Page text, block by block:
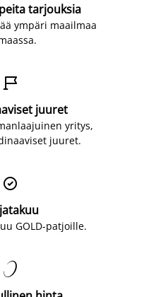
tarjouksia
ympäri maailmaa

juuret
yritys,
juuret.

GOLD-patjoille.
